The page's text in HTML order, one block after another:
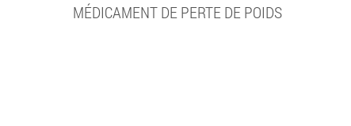
MÉDICAMENT DE PERTE DE POIDS